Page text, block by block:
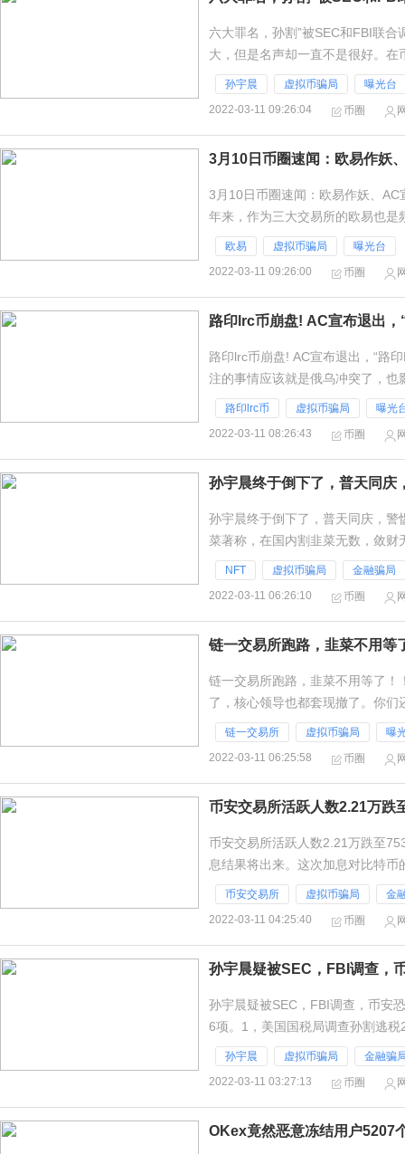
六大罪名，孙割”被SEC和FBI联
大，但是名声却一直不是很好。
挡孙割的成功，在外界看来孙割的
孙宇晨 虚拟币骗局
曝光台
2022-03-11 09:26:04
币圈
3月10日币圈速闻：欧易作妖
3月10日币圈速闻：欧易作妖、
年来，作为三大交易所的欧易也
号，要么就是无故被偷盗，让用户
欧易 虚拟币骗局
曝光台
2022-03-11 09:26:00
币圈
路印lrc币崩盘! AC宣布退出
路印lrc币崩盘! AC宣布退出，“路
注的事情应该就是俄乌冲突了，
币圈也是处于风雨飘摇当中。更是
路印lrc币 虚拟币骗局
曝光
2022-03-11 08:26:43
币圈
孙宇晨终于倒下了，普天同庆
孙宇晨终于倒下了，普天同庆，
菜著称，在国内割韭菜无数，敛
个身份，名牌大学，名师子弟，最
NFT 虚拟币骗局
金融骗局
2022-03-11 06:26:10
币圈
链一交易所跑路，韭菜不用等
链一交易所跑路，韭菜不用等了
了，核心领导也都套现撤了。你
了。钱进了别人口袋还能拿出来，
链一交易所 虚拟币骗局
曝
2022-03-11 06:25:58
币圈
币安交易所活跃人数2.21万跌
币安交易所活跃人数2.21万跌至
息结果将出来。这次加息对比特
币没有影响。最好的结果当然是不
币安交易所 虚拟币骗局
金
2022-03-11 04:25:40
币圈
孙宇晨疑被SEC，FBI调查，
孙宇晨疑被SEC，FBI调查，币安
6项。1，美国国税局调查孙割逃
邦调查局正在调查孙割欺诈、诈
孙宇晨 虚拟币骗局
金融骗
2022-03-11 03:27:13
币圈
OKex竟然恶意冻结用户5207